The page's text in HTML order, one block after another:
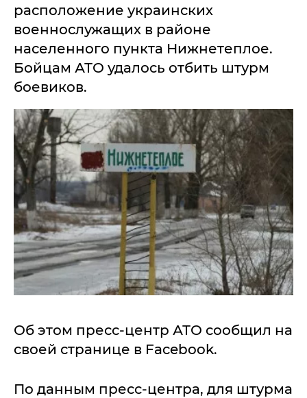
расположение украинских
военнослужащих в районе
населенного пункта Нижнетеплое.
Бойцам АТО удалось отбить штурм
боевиков.
Об этом пресс-центр АТО сообщил на
своей странице в Facebook.
По данным пресс-центра, для штурма